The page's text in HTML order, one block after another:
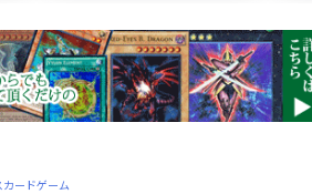
ードゲーム